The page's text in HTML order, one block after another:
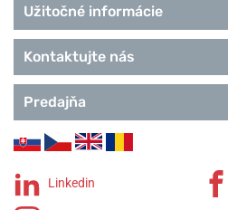
Užitočné informácie
Kontaktujte nás
Predajňa
Linkedin